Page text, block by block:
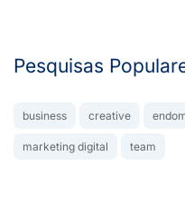
Pesquisas
business creative
marketing digital team